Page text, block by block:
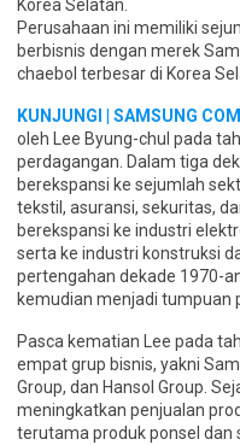
Korea Selatan.
Perusahaan ini memiliki
berbisnis dengan merek
chaebol terbesar di Korea
KUNJUNGI | SAMSUNG
oleh Lee Byung-chul pada
perdagangan. Dalam tiga
berekspansi ke sejumlah
tekstil, asuransi, sekuritas,
berekspansi ke industri
serta ke industri konstruksi
pertengahan dekade 1970-
kemudian menjadi tumpuan
Pasca kematian Lee pada
empat grup bisnis, yakni
Group, dan Hansol Group.
meningkatkan penjualan
terutama produk ponsel dan